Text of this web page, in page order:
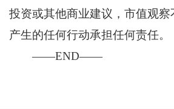
投资或其他商业建议，市值观
产生的任何行动承担任何责任。
——END——